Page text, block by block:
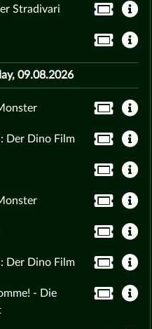
Stradivari
09.08.2026
Der Dino Film
Der Dino Film
- Die